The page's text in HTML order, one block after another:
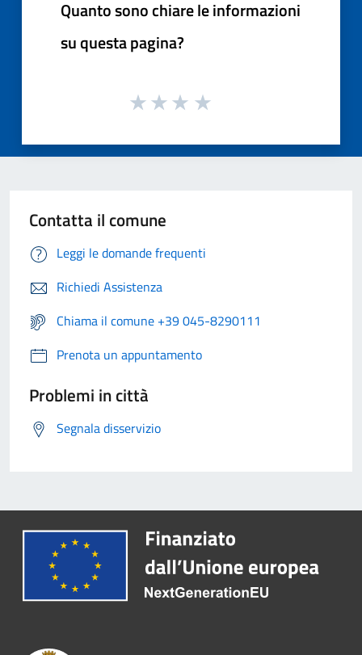
Quanto sono chiare le informazioni
su questa pagina?
Contatta il comune
Leggi le domande frequenti
Richiedi Assistenza
Chiama il comune +39 045-8290111
Prenota un appuntamento
Problemi in città
Segnala disservizio